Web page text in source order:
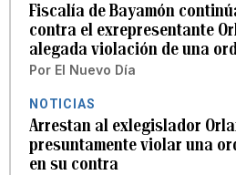
Fiscalía de Bayamón
contra el exrepresentante
alegada violación de una
Por El Nuevo Día
NOTICIAS
Arrestan al exlegislador
presuntamente violar una
en su contra